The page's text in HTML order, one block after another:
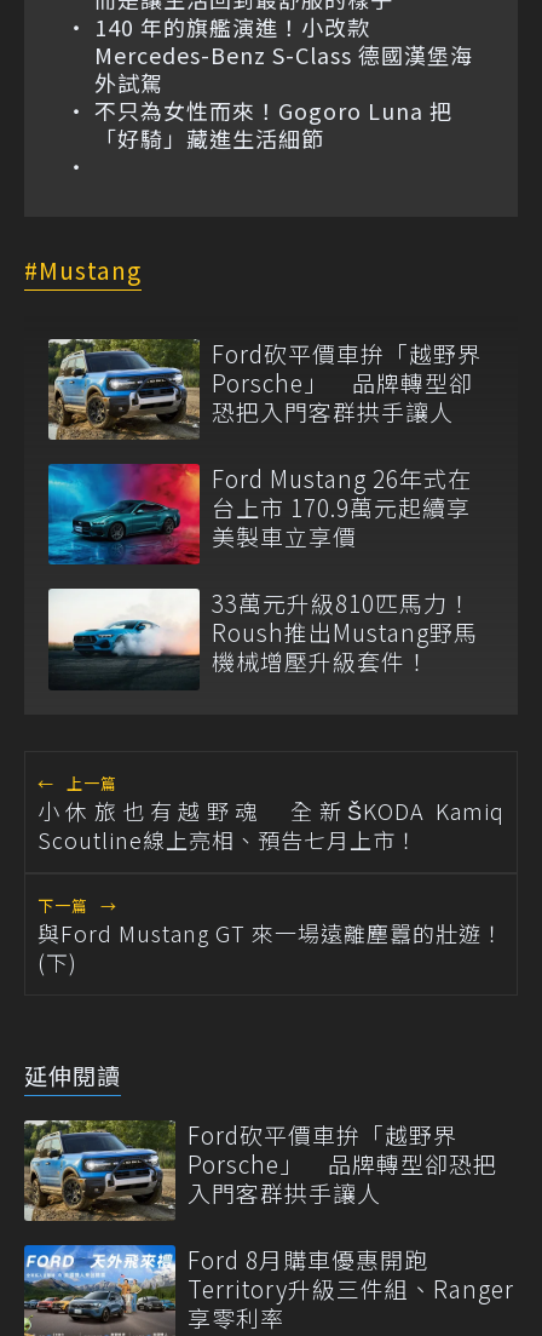
140 年的旗艦演進！小改款
Mercedes-Benz S-Class 德國漢堡海
外試駕
不只為女性而來！Gogoro Luna 把
「好騎」藏進生活細節
Mustang
Ford砍平價車拚「越野界
Porsche」 品牌轉型卻
恐把入門客群拱手讓人
Ford Mustang 26年式在
台上市 170.9萬元起續享
美製車立享價
33萬元升級810匹馬力！
Roush推出Mustang野馬
機械增壓升級套件！
← 上一篇
小休旅也有越野魂 全新ŠKODA Kamiq
Scoutline線上亮相、預告七月上市！
下一篇 →
與Ford Mustang GT 來一場遠離塵囂的壯遊！
(下)
延伸閱讀
Ford砍平價車拚「越野界
Porsche」 品牌轉型卻恐把
入門客群拱手讓人
Ford 8月購車優惠開跑
Territory升級三件組、Ranger
享零利率